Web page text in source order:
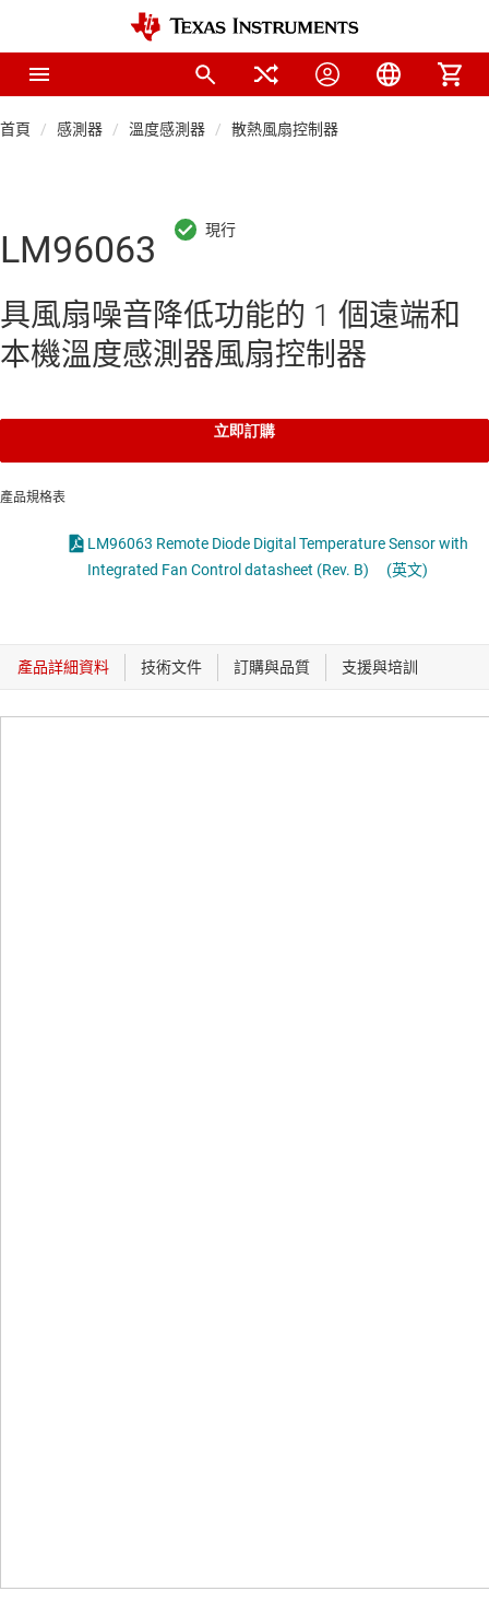
首頁 感測器 溫度感測器 散熱風扇控制器
LM96063
具風扇噪音降低功能的 1 個遠端和
本機溫度感測器風扇控制器
立即訂購
產品規格表
LM96063 Remote Diode Digital Temperature Sensor with
Integrated Fan Control datasheet (Rev. B)
(英文)